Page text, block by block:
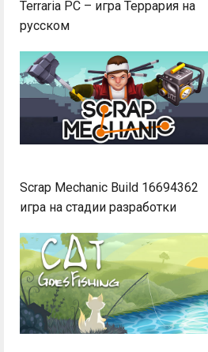
Terraria PC – игра Террария на
русском
Scrap Mechanic Build 16694362
игра на стадии разработки